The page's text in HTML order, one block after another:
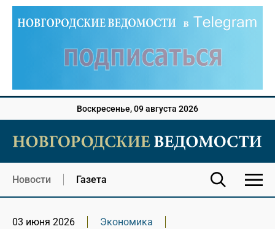
Воскресенье, 09 августа 2026
Новости Газета
03 июня 2026
Экономика